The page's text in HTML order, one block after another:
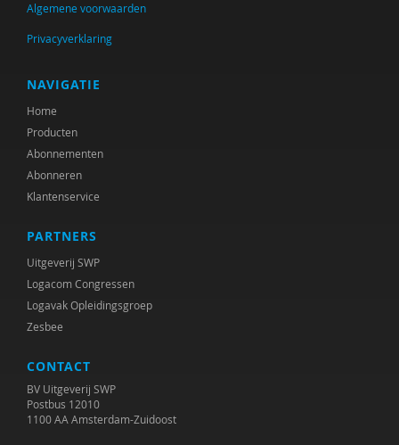
Algemene voorwaarden
Privacyverklaring
NAVIGATIE
Home
Producten
Abonnementen
Abonneren
Klantenservice
PARTNERS
Uitgeverij SWP
Logacom Congressen
Logavak Opleidingsgroep
Zesbee
CONTACT
BV Uitgeverij SWP
Postbus 12010
1100 AA Amsterdam-Zuidoost